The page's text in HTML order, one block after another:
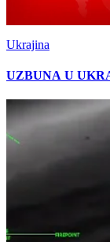
Ukrajina
UZBUNA U